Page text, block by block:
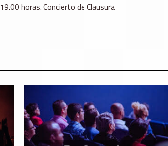
19.00 horas. Concierto de Clausura